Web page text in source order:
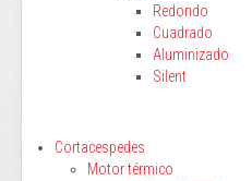
Redondo
Cuadrado
Aluminizado
Silent
Cortacespedes
Motor térmico